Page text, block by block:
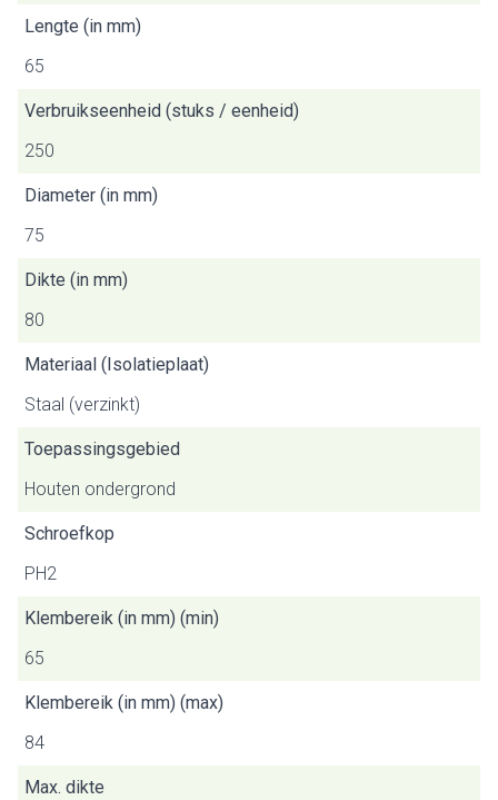
Lengte (in mm)
65
Verbruikseenheid (stuks / eenheid)
250
Diameter (in mm)
75
Dikte (in mm)
80
Materiaal (Isolatieplaat)
Staal (verzinkt)
Toepassingsgebied
Houten ondergrond
Schroefkop
PH2
Klembereik (in mm) (min)
65
Klembereik (in mm) (max)
84
Max. dikte